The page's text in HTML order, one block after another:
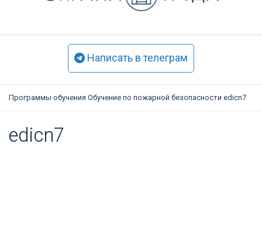
Написать в телеграм
Программы обучения Обучение по пожарной безопасности edicn7
edicn7